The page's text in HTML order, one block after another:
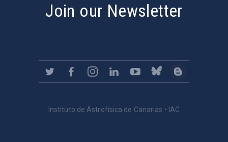
Join our Newsletter
Instituto de Astrofísica de Canarias • IAC